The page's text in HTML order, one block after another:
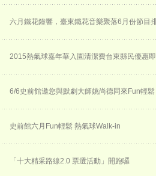
六月鐵花鐘響，臺東鐵花音樂聚落6月份節目
2015熱氣球嘉年華入園清潔費台東縣民優惠
6/6史前館邀您與默劇大師姚尚德同來Fun輕鬆
史前館六月Fun輕鬆 熱氣球Walk-in
「十大精采路線2.0 票選活動」開跑囉